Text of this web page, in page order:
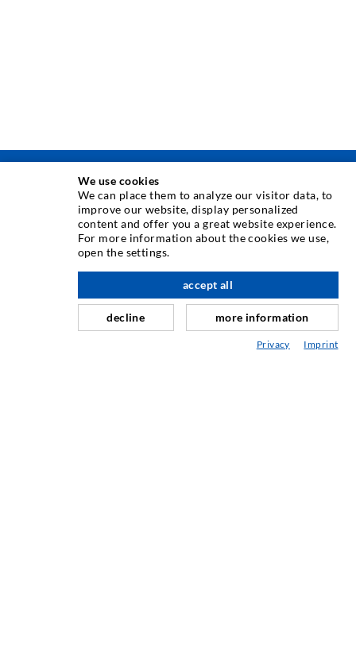
TECHNIKA INIEKCJI
Uszczelnienie poziome
Naprawa fug
Górnictwo i budowa tuneli
We use cookies
We can place them to analyze our visitor data, to
improve our website, display personalized
content and offer you a great website experience.
For more information about the cookies we use,
open the settings.
decline
accept all
more information
Privacy Imprint